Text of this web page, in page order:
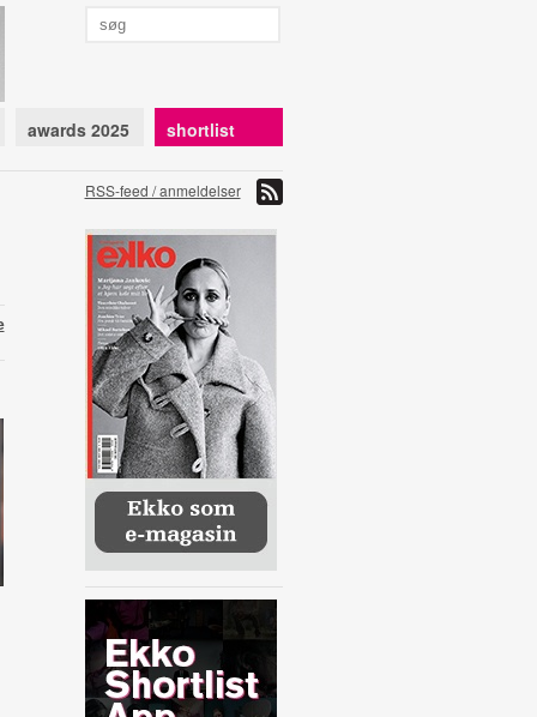
awards 2025 shortlist
RSS-feed / anmeldelser